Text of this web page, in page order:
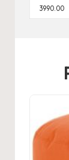
3990.00